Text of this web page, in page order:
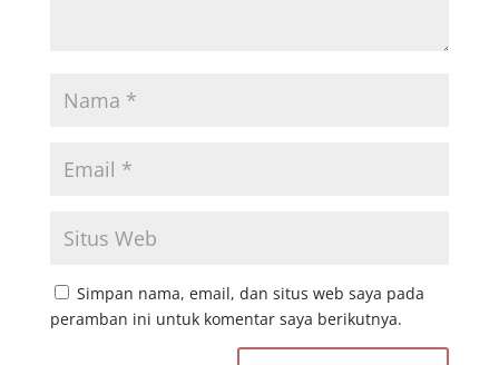
Simpan nama, email, dan situs web saya pada
peramban ini untuk komentar saya berikutnya.